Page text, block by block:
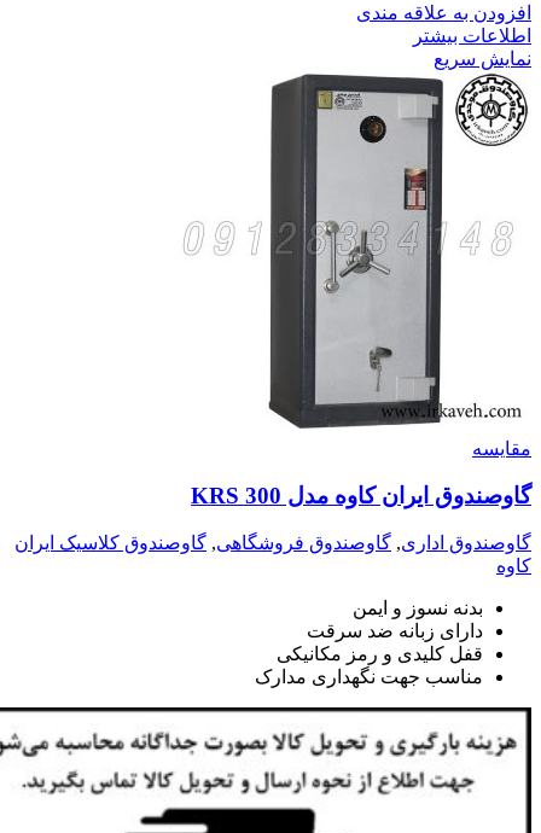
افزودن به علاقه مندی
اطلاعات بیشتر
نمایش سریع
مقايسه
گاوصندوق ایران کاوه مدل 300 KRS
گاوصندوق اداری, گاوصندوق فروشگاهی, گاوصندوق کلاسیک ایران
کاوه
بدنه نسوز و ایمن
دارای زبانه ضد سرقت
قفل کلیدی و رمز مکانیکی
مناسب جهت نگهداری مدارک